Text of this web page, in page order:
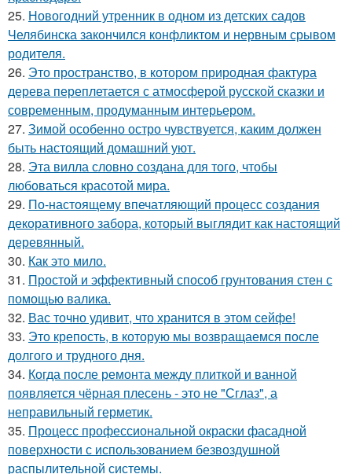
25. Новогодний утренник в одном из детских садов
Челябинска закончился конфликтом и нервным срывом
родителя.
26. Это пространство, в котором природная фактура
дерева переплетается с атмосферой русской сказки и
современным, продуманным интерьером.
27. Зимой особенно остро чувствуется, каким должен
быть настоящий домашний уют.
28. Эта вилла словно создана для того, чтобы
любоваться красотой мира.
29. По-настоящему впечатляющий процесс создания
декоративного забора, который выглядит как настоящий
деревянный.
30. Как это мило.
31. Простой и эффективный способ грунтования стен с
помощью валика.
32. Вас точно удивит, что хранится в этом сейфе!
33. Это крепость, в которую мы возвращаемся после
долгого и трудного дня.
34. Когда после ремонта между плиткой и ванной
появляется чёрная плесень - это не "Сглаз", а
неправильный герметик.
35. Процесс профессиональной окраски фасадной
поверхности с использованием безвоздушной
распылительной системы.